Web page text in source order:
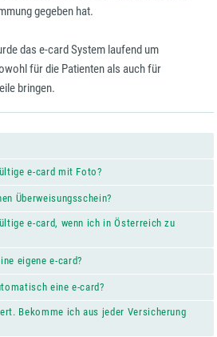
gegeben hat.
das e-card System laufend um
für die Patienten als auch für
bringen.
e-card mit Foto?
Überweisungsschein?
e-card, wenn ich in Österreich zu
eigene e-card?
eine e-card?
Bekomme ich aus jeder Versicherung